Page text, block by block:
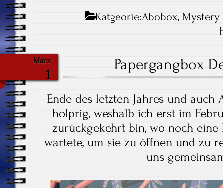
Katgeorie:Abobox, Mystery
März
1
Papergangbox
Ende des letzten Jahres und auch
holprig, weshalb ich erst im
zurückgekehrt bin, wo noch eine
wartete, um sie zu öffnen und zu
uns